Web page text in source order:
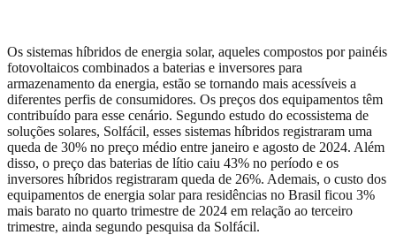
Os sistemas híbridos de energia solar, aqueles compostos por painéis
fotovoltaicos combinados a baterias e inversores para
armazenamento da energia, estão se tornando mais acessíveis a
diferentes perfis de consumidores. Os preços dos equipamentos têm
contribuído para esse cenário. Segundo estudo do ecossistema de
soluções solares, Solfácil, esses sistemas híbridos registraram uma
queda de 30% no preço médio entre janeiro e agosto de 2024. Além
disso, o preço das baterias de lítio caiu 43% no período e os
inversores híbridos registraram queda de 26%. Ademais, o custo dos
equipamentos de energia solar para residências no Brasil ficou 3%
mais barato no quarto trimestre de 2024 em relação ao terceiro
trimestre, ainda segundo pesquisa da Solfácil.